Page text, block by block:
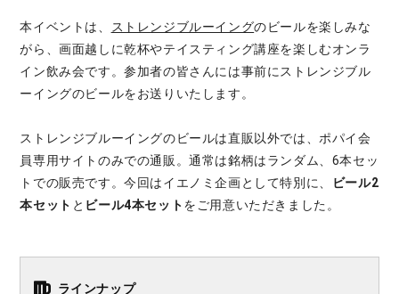
本イベントは、 ストレンジブルーイングのビールを楽しみな
がら、画面越しに乾杯やテイスティング講座を楽しむオンラ
イン飲み会です。参加者の皆さんには事前にストレンジブル
ーイングのビールをお送りいたします。
ストレンジブルーイングのビールは直販以外では、ポパイ会
員専用サイトのみでの通販。通常は銘柄はランダム、6本セッ
トでの販売です。今回はイエノミ企画として特別に、
ビール2
本セット と ビール4本セットをご用意いただきました。
ラインナップ